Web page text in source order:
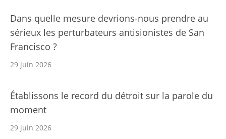
Dans quelle mesure devrions-nous prendre au
sérieux les perturbateurs antisionistes de San
Francisco ?
29 juin 2026
Établissons le record du détroit sur la parole du
moment
29 juin 2026